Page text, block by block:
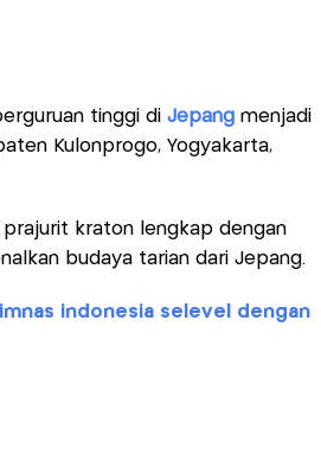
tinggi diJepangmenjadi
Kulonprogo, Yogyakarta,
kraton lengkap dengan
budaya tarian dari Jepang.
indonesia selevel dengan